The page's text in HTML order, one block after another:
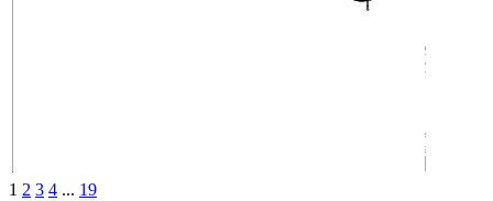
1 2 3 4 ... 19